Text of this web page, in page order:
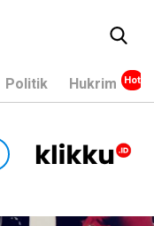
Politik Hukrim